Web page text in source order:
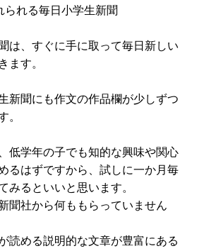
れる毎日小学生新聞
は、すぐに手に取って毎日新しい
す。
新聞にも作文の作品欄が少しずつ
低学年の子でも知的な興味や関心
るはずですから、試しに一か月毎
みるといいと思います。
聞社から何ももらっていません
読める説明的な文章が豊富にある